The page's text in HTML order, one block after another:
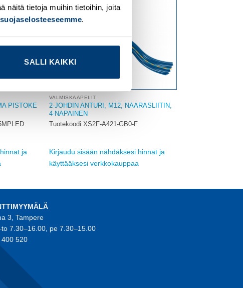
näitä tietoja muihin tietoihin, joita
.
SALLI KAIKKI
PISTOKE
ja
VALMISKAAPELIT
2-JOHDIN ANTURI, M12, NAARASLIITIN,
4-NAPAINEN
Tuotekoodi XS2F-A421-GB0-F
Kirjaudu sisään nähdäksesi hinnat ja
käyttääksesi verkkokauppaa
3, Tampere
7.30–16.00, pe 7.30–15.00
520